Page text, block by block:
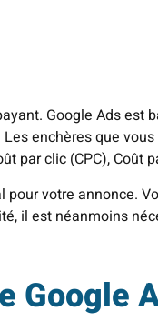
Google Ads est
enchères que
par clic (CPC),
votre annonce.
il est néanmoins
Google